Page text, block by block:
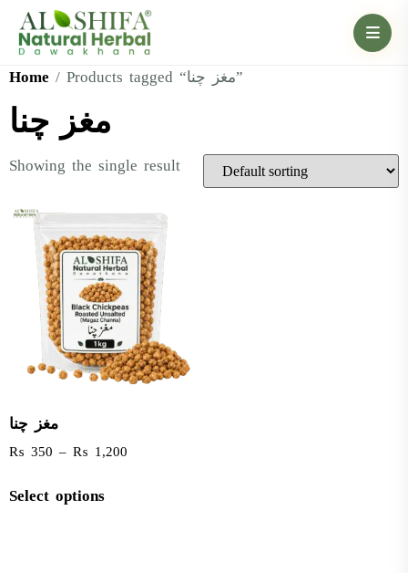
Home / Products tagged “مغز چنا”
مغز چنا
Showing the single result
مغز چنا
₨ 350 – ₨ 1,200
Select options